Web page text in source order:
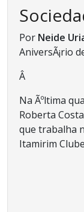
Por Neide
AniversÃ¡rio
Â
Na Ãºltima
Roberta
que trabalha
Itamirim